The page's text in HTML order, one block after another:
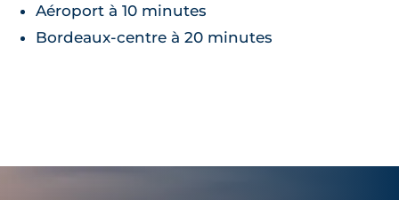
Aéroport à 10 minutes
Bordeaux-centre à 20 minutes